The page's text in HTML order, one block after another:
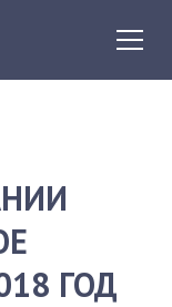
ГОД